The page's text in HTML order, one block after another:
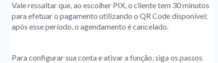
Vale ressaltar que, ao escolher PIX, o cliente tem 30 minutos
para efetuar o pagamento utilizando o QR Code disponível;
após esse período, o agendamento é cancelado.
Para configurar sua conta e ativar a função, siga os passos